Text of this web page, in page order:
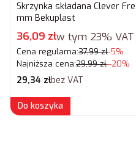
Skrzynka składana Clever
mm Bekuplast
Cena promocyjna brutto
36,09 złw tym 23% VAT
Cena regularna:37,99 zł-5%
Najniższa cena:29,99 zł--20%
Cena netto
29,34 złbez VAT
Do koszyka